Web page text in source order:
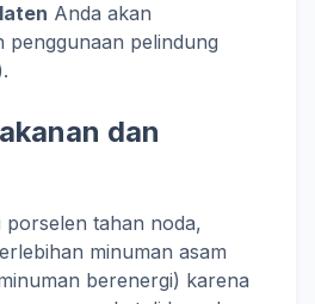
Anda akan
penggunaan pelindung
dan
tahan noda,
minuman asam
berenergi) karena